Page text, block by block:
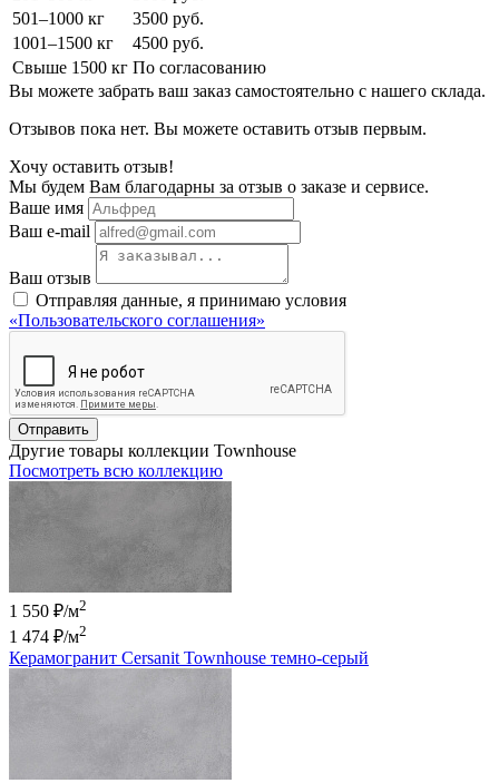
501–1000 кг
3500 руб.
1001–1500 кг
4500 руб.
Свыше 1500 кг По согласованию
Вы можете забрать ваш заказ самостоятельно с нашего склада.
Отзывов пока нет. Вы можете оставить отзыв первым.
Хочу оставить отзыв!
Мы будем Вам благодарны за отзыв о заказе и сервисе.
Ваше имя
Ваш e-mail
Ваш отзыв
Отправляя данные, я принимаю условия
«Пользовательского соглашения»
Отправить
Другие товары коллекции Townhouse
Посмотреть всю коллекцию
1 550 ₽/м2
1 474 ₽/м2
Керамогранит Cersanit Townhouse темно-серый